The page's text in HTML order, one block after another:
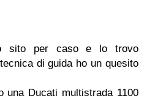
sito per caso e lo trovo
di guida ho un quesito
una Ducati multistrada 1100